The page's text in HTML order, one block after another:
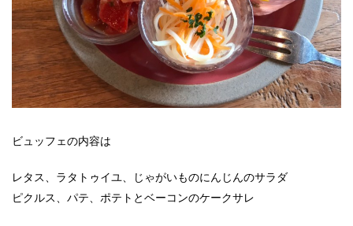
ビュッフェの内容は
レタス、ラタトゥイユ、じゃがいものにんじんのサラダ
ピクルス、パテ、ポテトとベーコンのケークサレ